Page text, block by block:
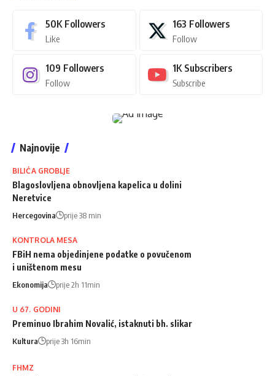
50K Followers
Like
163 Followers
Follow
109 Followers
Follow
1K Subscribers
Subscribe
Najnovije
BILIĆA GROBLJE
Blagoslovljena obnovljena kapelica u dolini
Neretvice
Hercegovina prije 38 min
KONTROLA MESA
FBiH nema objedinjene podatke o povučenom
i uništenom mesu
Ekonomija prije 2h 11min
U 67. GODINI
Preminuo Ibrahim Novalić, istaknuti bh. slikar
Kultura prije 3h 16min
FHMZ